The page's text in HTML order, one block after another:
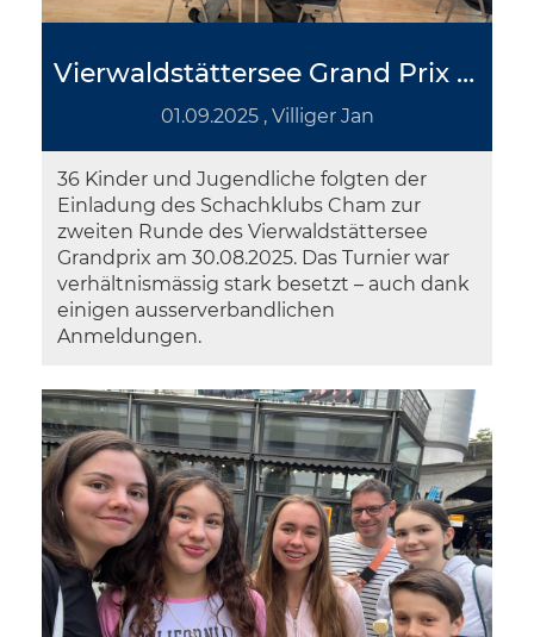
Vierwaldstättersee Grand Prix - 2. Runde in Cham
01.09.2025, Villiger Jan
36 Kinder und Jugendliche folgten der
Einladung des Schachklubs Cham zur
zweiten Runde des Vierwaldstättersee
Grandprix am 30.08.2025. Das Turnier war
verhältnismässig stark besetzt – auch dank
einigen ausserverbandlichen
Anmeldungen.